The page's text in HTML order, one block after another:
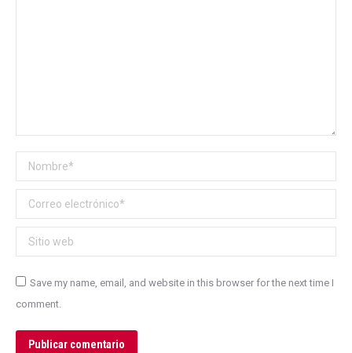
Nombre *
Correo electrónico *
Sitio web
Save my name, email, and website in this browser for the next time I
comment.
Publicar comentario